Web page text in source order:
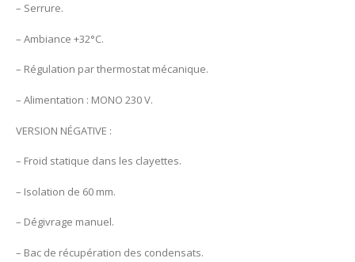
– Serrure.
– Ambiance +32°C.
– Régulation par thermostat mécanique.
– Alimentation : MONO 230 V.
VERSION NÉGATIVE :
– Froid statique dans les clayettes.
– Isolation de 60 mm.
– Dégivrage manuel.
– Bac de récupération des condensats.